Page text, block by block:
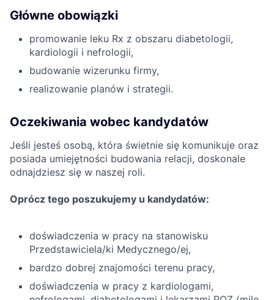
Główne obowiązki
promowanie leku Rx z obszaru diabetologii,
kardiologii i nefrologii,
budowanie wizerunku firmy,
realizowanie planów i strategii.
Oczekiwania wobec kandydatów
Jeśli jesteś osobą, która świetnie się komunikuje oraz
posiada umiejętności budowania relacji, doskonale
odnajdziesz się w naszej roli.
Oprócz tego poszukujemy u kandydatów:
doświadczenia w pracy na stanowisku
Przedstawiciela/ki Medycznego/ej,
bardzo dobrej znajomości terenu pracy,
doświadczenia w pracy z kardiologami,